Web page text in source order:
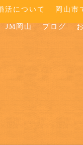
活について 岡山市
JM岡山 ブログ